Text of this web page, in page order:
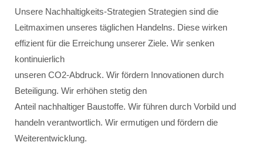
Unsere Nachhaltigkeits-Strategien Strategien sind die
Leitmaximen unseres täglichen Handelns. Diese wirken
effizient für die Erreichung unserer Ziele. Wir senken
kontinuierlich
unseren CO2-Abdruck. Wir fördern Innovationen durch
Beteiligung. Wir erhöhen stetig den
Anteil nachhaltiger Baustoffe. Wir führen durch Vorbild und
handeln verantwortlich. Wir ermutigen und fördern die
Weiterentwicklung.